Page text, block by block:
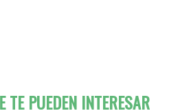
TE PUEDEN INTERESAR